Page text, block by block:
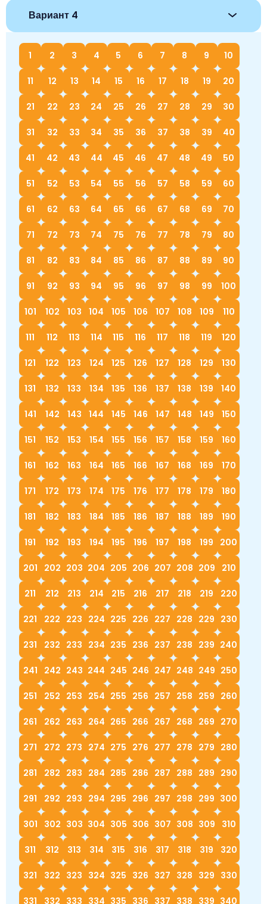
Вариант 4
1 2 3 4 5 6 7 8 9 10
11 12 13 14 15 16 17 18 19 20
21 22 23 24 25 26 27 28 29 30
31 32 33 34 35 36 37 38 39 40
41 42 43 44 45 46 47 48 49 50
51 52 53 54 55 56 57 58 59 60
61 62 63 64 65 66 67 68 69 70
71 72 73 74 75 76 77 78 79 80
81 82 83 84 85 86 87 88 89 90
91 92 93 94 95 96 97 98 99 100
101 102 103 104 105 106 107 108 109 110
111 112 113 114 115 116 117 118 119 120
121 122 123 124 125 126 127 128 129 130
131 132 133 134 135 136 137 138 139 140
141 142 143 144 145 146 147 148 149 150
151 152 153 154 155 156 157 158 159 160
161 162 163 164 165 166 167 168 169 170
171 172 173 174 175 176 177 178 179 180
181 182 183 184 185 186 187 188 189 190
191 192 193 194 195 196 197 198 199 200
201 202 203 204 205 206 207 208 209 210
211 212 213 214 215 216 217 218 219 220
221 222 223 224 225 226 227 228 229 230
231 232 233 234 235 236 237 238 239 240
241 242 243 244 245 246 247 248 249 250
251 252 253 254 255 256 257 258 259 260
261 262 263 264 265 266 267 268 269 270
271 272 273 274 275 276 277 278 279 280
281 282 283 284 285 286 287 288 289 290
291 292 293 294 295 296 297 298 299 300
301 302 303 304 305 306 307 308 309 310
311 312 313 314 315 316 317 318 319 320
321 322 323 324 325 326 327 328 329 330
331 332 333 334 335 336 337 338 339 340